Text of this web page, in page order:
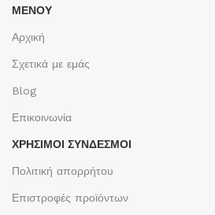
ΜΕΝΟΥ
Αρχική
Σχετικά με εμάς
Blog
Επικοινωνία
ΧΡΉΣΙΜΟΙ ΣΎΝΔΕΣΜΟΙ
Πολιτική απορρήτου
Επιστροφές προϊόντων